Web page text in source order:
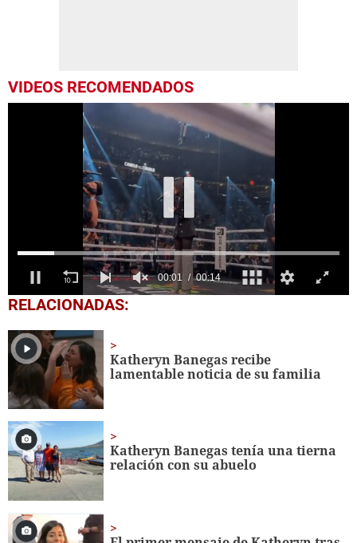
VIDEOS RECOMENDADOS
0
seconds
14
seconds
RELACIONADAS:
Katheryn Banegas recibe
lamentable noticia de su familia
Katheryn Banegas tenía una tierna
relación con su abuelo